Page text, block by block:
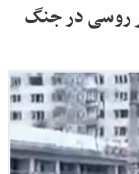
روسی در جنگ